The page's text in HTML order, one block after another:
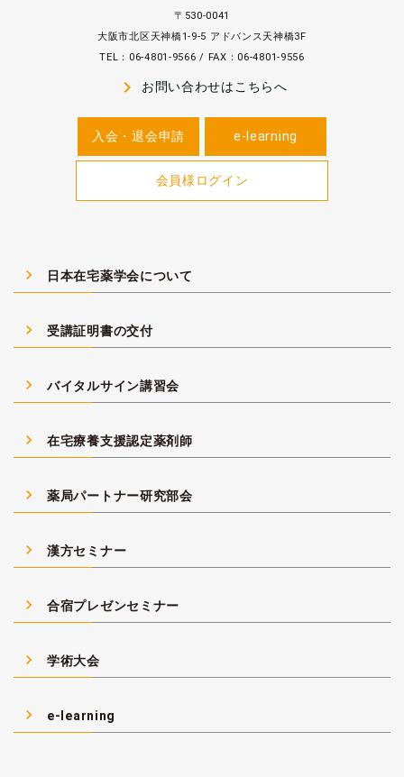
〒530-0041
大阪市北区天神橋1-9-5 アドバンス天神橋3F
TEL：06-4801-9566 / FAX：06-4801-9556
navigate_next お問い合わせはこちらへ
入会・退会申請 e-learning
会員様ログイン
navigate_next 日本在宅薬学会について
navigate_next 受講証明書の交付
navigate_next バイタルサイン講習会
navigate_next 在宅療養支援認定薬剤師
navigate_next 薬局パートナー研究部会
navigate_next 漢方セミナー
navigate_next 合宿プレゼンセミナー
navigate_next 学術大会
navigate_next e-learning